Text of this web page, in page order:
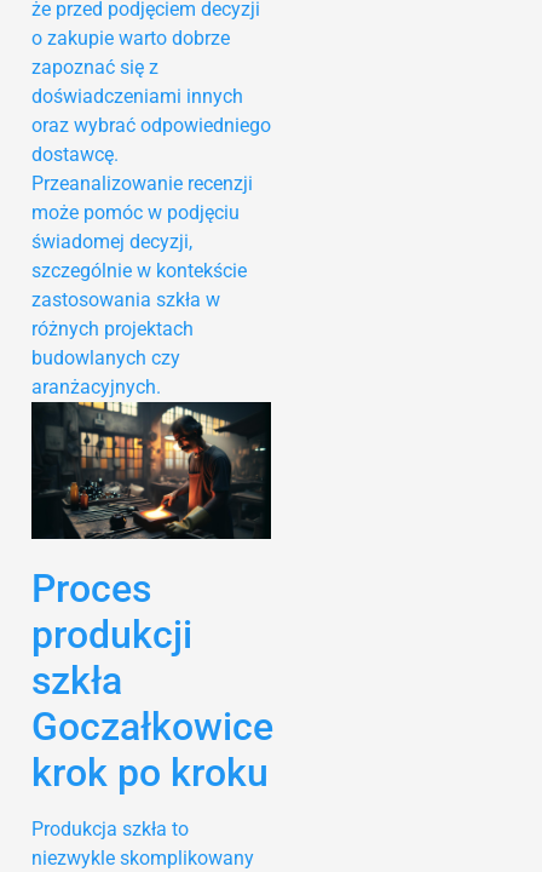
że przed podjęciem decyzji
o zakupie warto dobrze
zapoznać się z
doświadczeniami innych
oraz wybrać odpowiedniego
dostawcę.
Przeanalizowanie recenzji
może pomóc w podjęciu
świadomej decyzji,
szczególnie w kontekście
zastosowania szkła w
różnych projektach
budowlanych czy
aranżacyjnych.
Proces
produkcji
szkła
Goczałkowice
krok po kroku
Produkcja szkła to
niezwykle skomplikowany